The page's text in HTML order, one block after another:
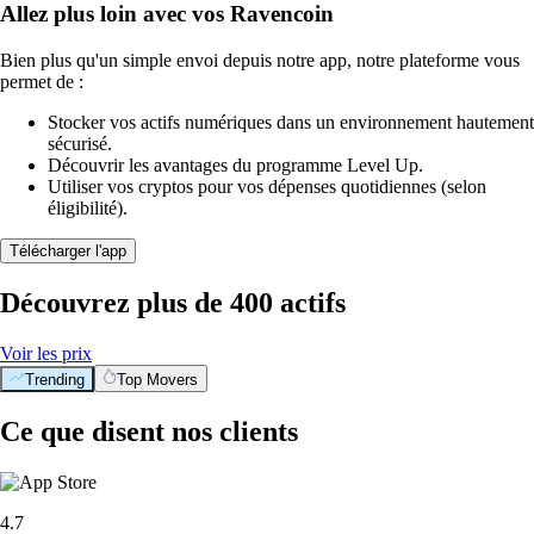
Allez plus loin avec vos Ravencoin
Bien plus qu'un simple envoi depuis notre app, notre plateforme vous
permet de :
Stocker vos actifs numériques dans un environnement hautement
sécurisé.
Découvrir les avantages du programme Level Up.
Utiliser vos cryptos pour vos dépenses quotidiennes (selon
éligibilité).
Télécharger l'app
Découvrez plus de 400 actifs
Voir les prix
Trending Top Movers
Ce que disent nos clients
4.7